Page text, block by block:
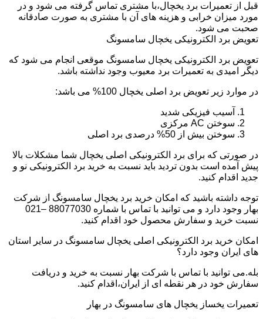
قبل از تعمیرات برد یخچال،با مشتری تماس گرفته می شود و در
مورد میزان خرابی و هزینه های آن با مشتری به صورت صادقانه
صحبت می شود.
تعویض برد الکترونیکی یخچال سامسونگ
تعویض برد الکترونیکی یخچال سامسونگ موقعی انجام می شود که
دیگر امیدی به تعمیرات برد معیوب وجود نداشته باشد.
در موارد زیر تعویض برد اصلی یخچال 100% می باشد:
آسیب فیزیکی شدید
سوختن AC مرکزی
سوختن بیش از 50% درصدی برد اصلی
در صورتی که برای برد الکترونیکی اصلی یخچال شما مشکلات بالا
پیش آمده است بدون تردید باید نسبت به خرید برد الکترونیکی نو و
جدید اقدام کنید.
توجه داشته باشید که امکان خرید برد یخچال سامسونگ از شرکت
بهار وجود دارد و می توانید با تماس با شماره 88077030 –021
نسبت خرید و سفارش محصول خود اقدام کنید.
امکان خرید برد الکترونیکی اصلی یخچال سامسونگ در سایر استان
های ایران وجود دارد؟
بله.می توانید با تماس با شرکت بهار نسبت به خرید و دریافت
سفارش خود در هر نقطه ای از ایران،اقدام کنید.
تعمیرات یخساز یخچال های سامسونگ در بهار